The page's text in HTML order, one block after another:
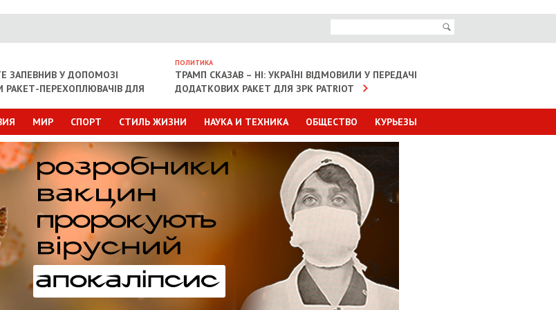
ЗАПЕВНИВ У ДОПОМОЗІ
РАКЕТ-ПЕРЕХОПЛЮВАЧІВ ДЛЯ
ПОЛИТИКА
ТРАМП СКАЗАВ – НІ: УКРАЇНІ ВІДМОВИЛИ У ПЕРЕДАЧІ
ДОДАТКОВИХ РАКЕТ ДЛЯ ЗРК PATRIOT
МИР СПОРТ СТИЛЬ ЖИЗНИ НАУКА И ТЕХНИКА ОБЩЕСТВО КУРЬЕЗЫ